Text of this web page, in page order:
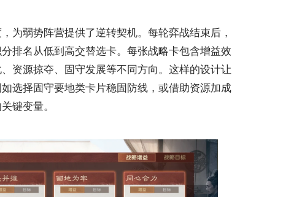
为弱势阵营提供了逆转契机。每轮弈战结束后，
排名从低到高交替选卡。每张战略卡包含增益效
资源掠夺、固守发展等不同方向。这样的设计让
选择固守要地类卡片稳固防线，或借助资源加成
键变量。